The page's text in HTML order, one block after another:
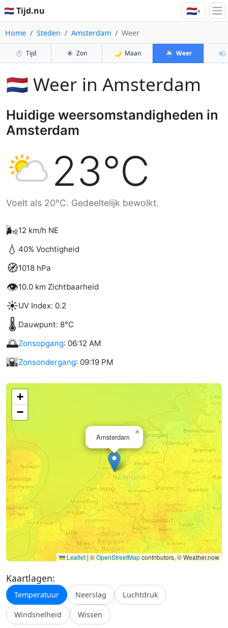
🇳🇱 Tijd.nu 🇳🇱▾
Home Steden Amsterdam Weer
⏱️ Tijd ☀️ Zon 🌙 Maan 🌦️ Weer 💨
🇳🇱 Weer in Amsterdam
Huidige weersomstandigheden in
Amsterdam
23°C
Voelt als 20°C. Gedeeltelijk bewolkt.
🌬️12 km/h NE
💧 40% Vochtigheid
🧭1018 hPa
👁️10.0 km Zichtbaarheid
☀️UV Index: 0.2
🌡️ Dauwpunt: 8°C
🌅Zonsopgang: 06:12 AM
🌇Zonsondergang: 09:19 PM
Amsterdam
×
+
−
Leaflet | ©OpenStreetMapcontributors, © Weather.now
Kaartlagen:
Temperatuur Neerslag Luchtdruk
Windsnelheid Wissen